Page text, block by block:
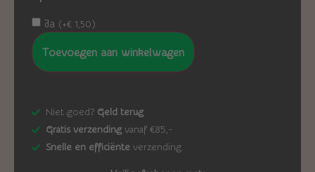
Ja (+€ 1,50)
Toevoegen aan winkelwagen
Niet goed? Geld terug
Gratis verzending vanaf €85,-
Snelle en efficiënte verzending